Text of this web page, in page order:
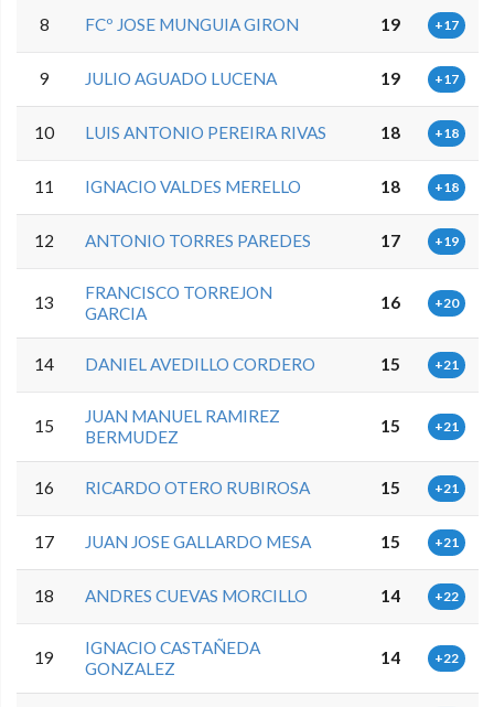
8 FCº JOSE MUNGUIA GIRON 19 +17
9 JULIO AGUADO LUCENA 19 +17
10 LUIS ANTONIO PEREIRA RIVAS 18 +18
11 IGNACIO VALDES MERELLO 18 +18
12 ANTONIO TORRES PAREDES 17 +19
13
FRANCISCO TORREJON
GARCIA
16 +20
14 DANIEL AVEDILLO CORDERO 15 +21
15
JUAN MANUEL RAMIREZ
BERMUDEZ
15 +21
16 RICARDO OTERO RUBIROSA 15 +21
17 JUAN JOSE GALLARDO MESA 15 +21
18 ANDRES CUEVAS MORCILLO 14 +22
19
IGNACIO CASTAÑEDA
GONZALEZ
14 +22